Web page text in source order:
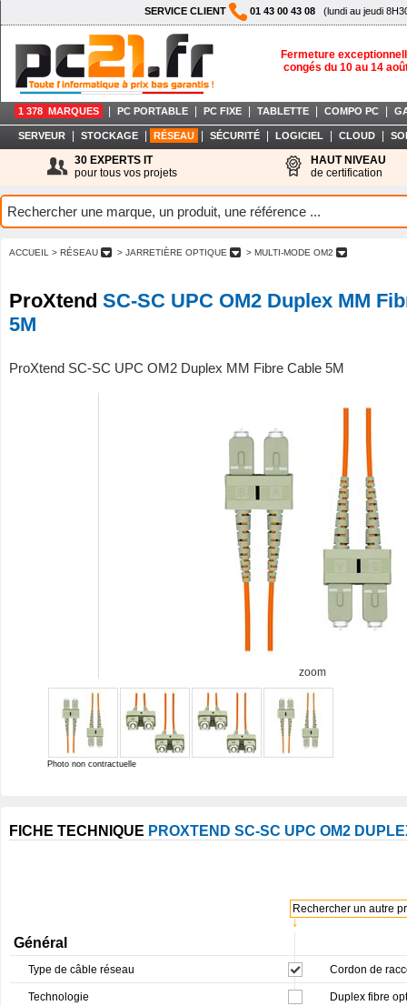
SERVICE CLIENT 01 43 00 43 08 (lundi au jeudi
Fermeture
congés du 10 au 14
1 378 MARQUES PC PORTABLE PC FIXE TABLETTE COMPO PC
SERVEUR STOCKAGE RÉSEAU SÉCURITÉ LOGICIEL CLOUD
30 EXPERTS IT
pour tous vos projets
HAUT NIVEAU
de certification
ACCUEIL > RÉSEAU > JARRETIÈRE OPTIQUE > MULTI-MODE OM2
ProXtend SC-SC UPC OM2 Duplex MM
5M
ProXtend SC-SC UPC OM2 Duplex MM Fibre Cable 5M
zoom
Photo non contractuelle
FICHE TECHNIQUE PROXTEND SC-SC UPC OM2
↓
Rechercher un autre
Général
Type de câble réseau Cordon de
Technologie Duplex fibre